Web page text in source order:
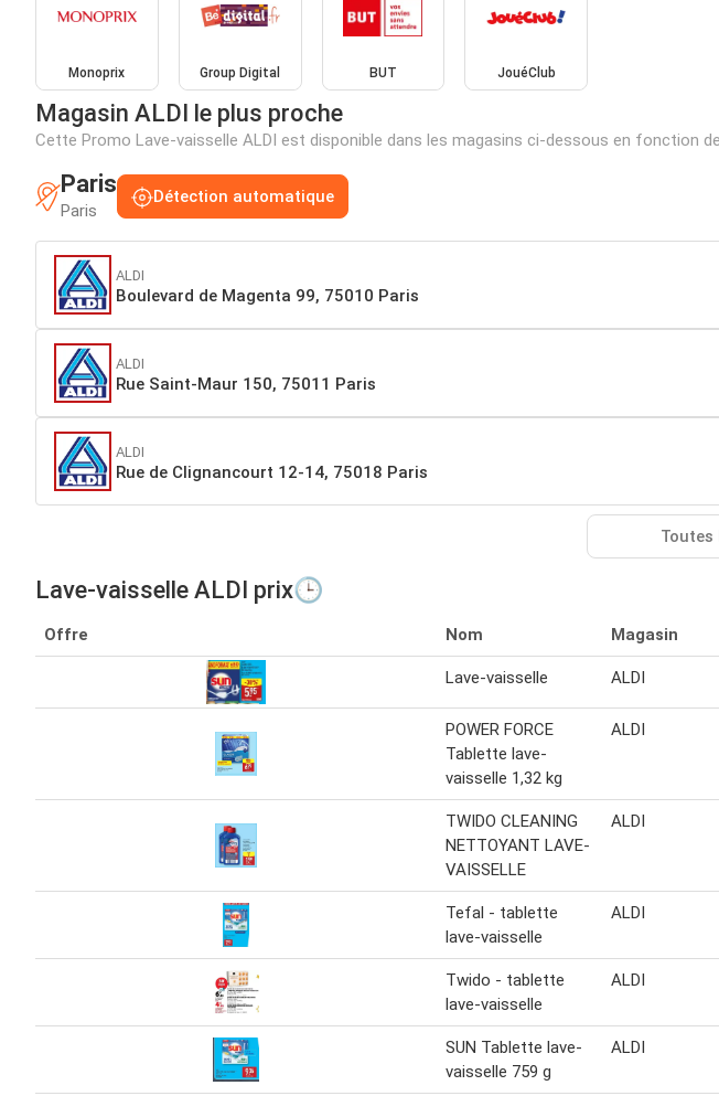
Monoprix Group Digital BUT JouéClub
Magasin ALDI le plus proche
Cette Promo Lave-vaisselle ALDI est disponible dans les magasins ci-dessous en fonction
Paris
Paris
Détection automatique
ALDI
Boulevard de Magenta 99, 75010 Paris
ALDI
Rue Saint-Maur 150, 75011 Paris
ALDI
Rue de Clignancourt 12-14, 75018 Paris
Lave-vaisselle ALDI prix🕒
Offre Nom Magasin
Lave-vaisselle ALDI
POWER FORCE
Tablette lave-
vaisselle 1,32 kg
ALDI
TWIDO CLEANING
NETTOYANT LAVE-
VAISSELLE
ALDI
Tefal - tablette
lave-vaisselle
ALDI
Twido - tablette
lave-vaisselle
ALDI
SUN Tablette lave-
vaisselle 759 g
ALDI